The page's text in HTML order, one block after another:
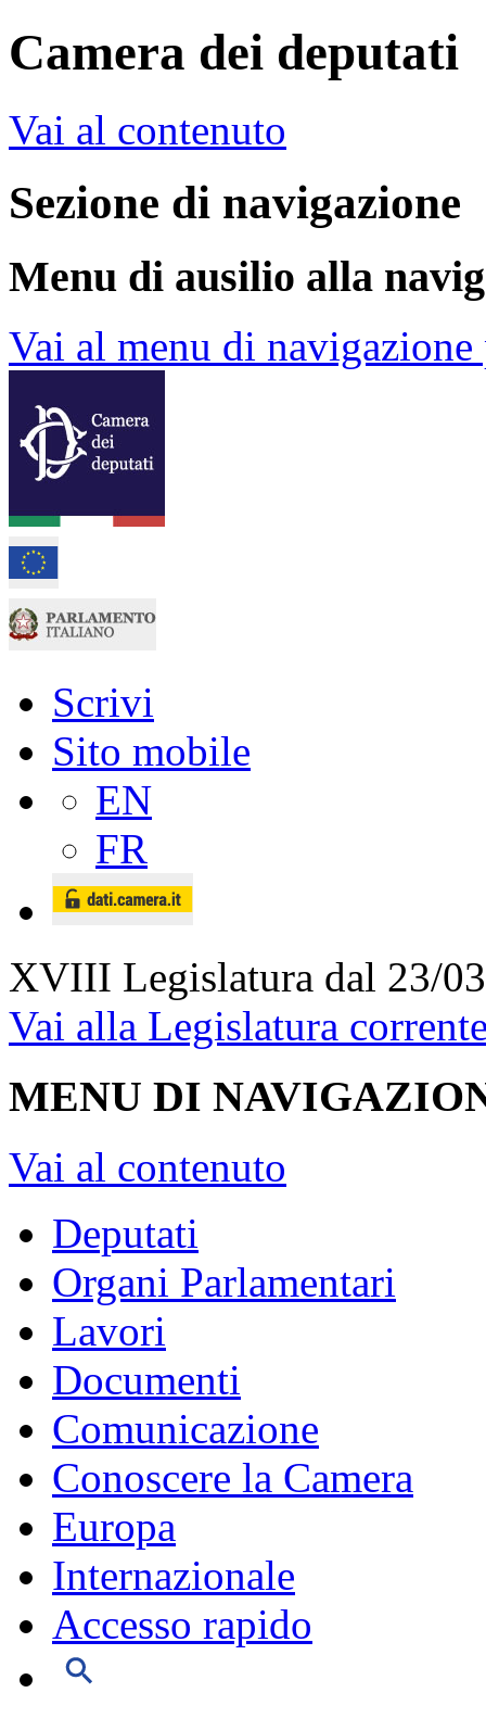
Camera dei deputati
Vai al contenuto
Sezione di navigazione
Menu di ausilio alla
Vai al menu di
Scrivi
Sito mobile
EN
FR
XVIII Legislatura dal 23/
Vai alla Legislatura
MENU DI
Vai al contenuto
Deputati
Organi Parlamentari
Lavori
Documenti
Comunicazione
Conoscere la Camera
Europa
Internazionale
Accesso rapido